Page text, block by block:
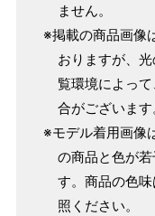
パターンオーダー
ヒップを目安にサ
マイサイズでお仕
店舗で採寸（お近
ません。
※掲載の商品画像
おりますが、
覧環境によっ
合がございます
※モデル着用画像
の商品と色が
す。商品の色
照ください。